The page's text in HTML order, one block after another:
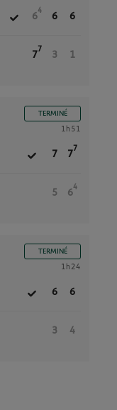
6
4
6 6
7
7
3 1
TERMINÉ
1h51
7 7
7
5 6
4
TERMINÉ
1h24
6 6
3 4